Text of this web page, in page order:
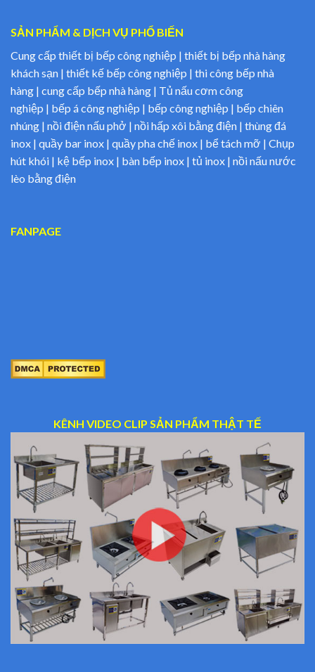
SẢN PHẨM & DỊCH VỤ PHỔ BIẾN
Cung cấp thiết bị bếp công nghiệp | thiết bị bếp nhà hàng
khách sạn | thiết kế bếp công nghiệp | thi công bếp nhà
hàng | cung cấp bếp nhà hàng | Tủ nấu cơm công
nghiệp | bếp á công nghiệp | bếp công nghiệp | bếp chiên
nhúng | nồi điện nấu phở | nồi hấp xôi bằng điện | thùng đá
inox | quầy bar inox | quầy pha chế inox | bể tách mỡ | Chụp
hút khói | kệ bếp inox | bàn bếp inox | tủ inox | nồi nấu nước
lèo bằng điện
FANPAGE
KÊNH VIDEO CLIP SẢN PHẨM THẬT TẾ